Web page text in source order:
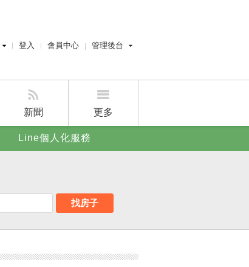
登入 會員中心 管理後台
屋主管理後台
新聞 更多
賣屋刊登
Line個人化服務
找房子